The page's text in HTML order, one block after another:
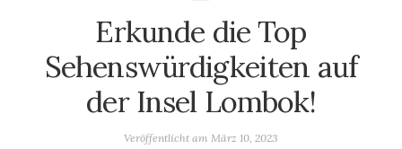
Erkunde die Top
Sehenswürdigkeiten auf
der Insel Lombok!
Veröffentlicht am März 10, 2023